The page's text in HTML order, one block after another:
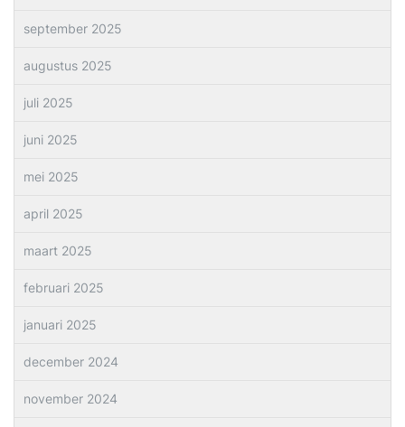
september 2025
augustus 2025
juli 2025
juni 2025
mei 2025
april 2025
maart 2025
februari 2025
januari 2025
december 2024
november 2024